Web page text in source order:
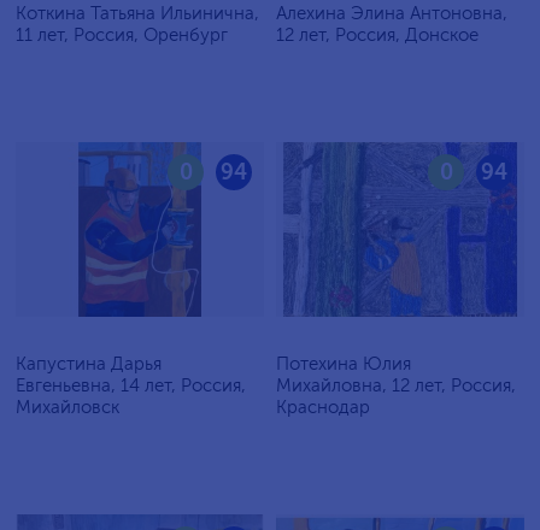
Коткина Татьяна Ильинична,
11 лет, Россия, Оренбург
Алехина Элина Антоновна,
12 лет, Россия, Донское
94
0
Капустина Дарья
Евгеньевна, 14 лет, Россия,
Михайловск
94
0
Потехина Юлия
Михайловна, 12 лет, Россия,
Краснодар